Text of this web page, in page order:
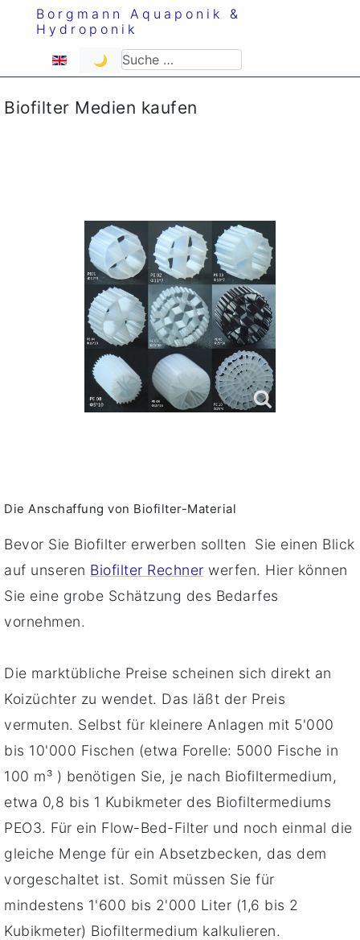
Borgmann Aquaponik &
Hydroponik
Sprache auswählen
🌙 Suchen
Biofilter Medien kaufen
Die Anschaffung von Biofilter-Material
Bevor Sie Biofilter erwerben sollten Sie einen Blick
auf unseren Biofilter Rechner werfen. Hier können
Sie eine grobe Schätzung des Bedarfes
vornehmen.
Die marktübliche Preise scheinen sich direkt an
Koizüchter zu wendet. Das läßt der Preis
vermuten. Selbst für kleinere Anlagen mit 5'000
bis 10'000 Fischen (etwa Forelle: 5000 Fische in
100 m³ ) benötigen Sie, je nach Biofiltermedium,
etwa 0,8 bis 1 Kubikmeter des Biofiltermediums
PEO3. Für ein Flow-Bed-Filter und noch einmal die
gleiche Menge für ein Absetzbecken, das dem
vorgeschaltet ist. Somit müssen Sie für
mindestens 1'600 bis 2'000 Liter (1,6 bis 2
Kubikmeter) Biofiltermedium kalkulieren.